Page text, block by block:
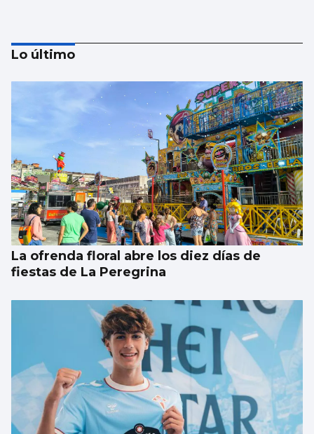
Alberto Barciela
Albariño, mar de vides en la tierra de
prodigios
Lo último
La ofrenda floral abre los diez días de
fiestas de La Peregrina